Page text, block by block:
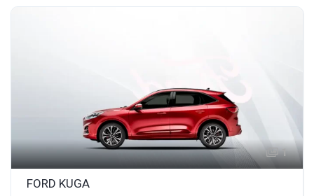
1
FORD KUGA